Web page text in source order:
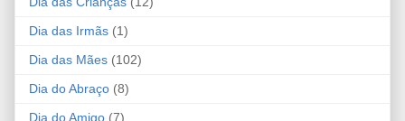
Dia das Irmãs (1)
Dia das Mães (102)
Dia do Abraço (8)
Dia do Amigo (7)